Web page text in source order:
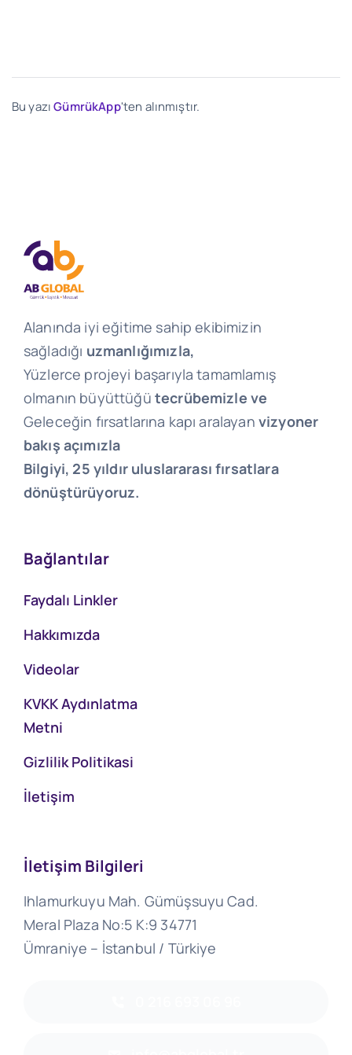
Bu yazıGümrükApp'ten alınmıştır.
Alanında iyi eğitime sahip ekibimizin
sağladığı uzmanlığımızla,
Yüzlerce projeyi başarıyla tamamlamış
olmanın büyüttüğü tecrübemizle ve
Geleceğin fırsatlarına kapı aralayan vizyoner
bakış açımızla
Bilgiyi, 25 yıldır uluslararası fırsatlara
dönüştürüyoruz.
Bağlantılar
Faydalı Linkler
Hakkımızda
Videolar
KVKK Aydınlatma
Metni
Gizlilik Politikasi
İletişim
İletişim Bilgileri
Ihlamurkuyu Mah. Gümüşsuyu Cad.
Meral Plaza No:5 K:9 34771
Ümraniye – İstanbul / Türkiye